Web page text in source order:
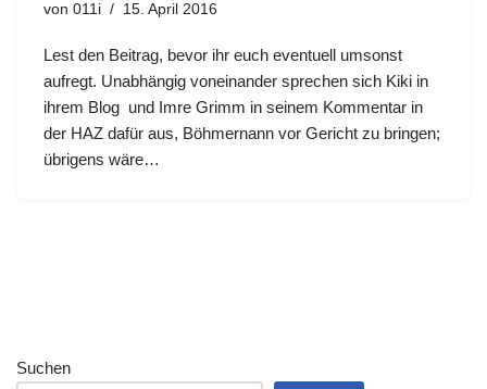
von 011i 15. April 2016
Lest den Beitrag, bevor ihr euch eventuell umsonst
aufregt. Unabhängig voneinander sprechen sich Kiki in
ihrem Blog und Imre Grimm in seinem Kommentar in
der HAZ dafür aus, Böhmernann vor Gericht zu bringen;
übrigens wäre…
Suchen